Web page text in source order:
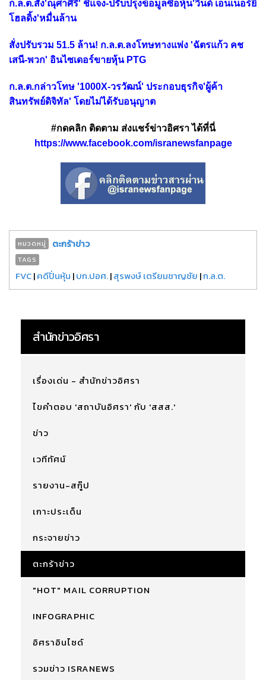
ก.ล.ต.สั่ง'ณุศาศิริ' ชี้แจง-ปรับปรุงข้อมูลซื้อหุ้น'วินด์ เอนเนอร์ยี่
โฮลดิ้ง'หมื่นล้าน
สั่งปรับรวม 51.5 ล้าน! ก.ล.ต.ลงโทษทางแพ่ง 'ฉัตรแก้ว คช
เสนี-พวก' อินไซเดอร์ขายหุ้น PTG
ก.ล.ต.กล่าวโทษ '1000X-วรวัฒน์' ประกอบธุรกิจ'ผู้ค้า
สินทรัพย์ดิจิทัล' โดยไม่ได้รับอนุญาต
#กดคลิก ติดตาม ส่งแชร์ข่าวอิศรา ได้ที่นี่
https://www.facebook.com/isranewsfanpage
หมวดหมู่ ตะกร้าข่าว
TAGS
FVC|คดีปั่นหุ้น |บก.ปอศ.|สุรพงษ์ เตรียมชาญชัย |ก.ล.ต.
สำนักข่าวอิศรา
เรื่องเด่น - สำนักข่าวอิศรา
ไขคำตอบ 'สถาบันอิศรา' กับ 'สสส.'
ข่าว
เวทีทัศน์
รายงาน-สกู๊ป
เกาะประเด็น
กระจายข่าว
ตะกร้าข่าว
"HOT" MAIL CORRUPTION
INFOGRAPHIC
อิศราอินไซด์
รวมข่าว ISRANEWS